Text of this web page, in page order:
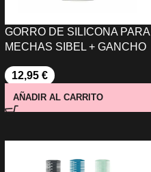
GORRO DE SILICONA PARA
MECHAS SIBEL + GANCHO
12,95 €
AÑADIR AL CARRITO